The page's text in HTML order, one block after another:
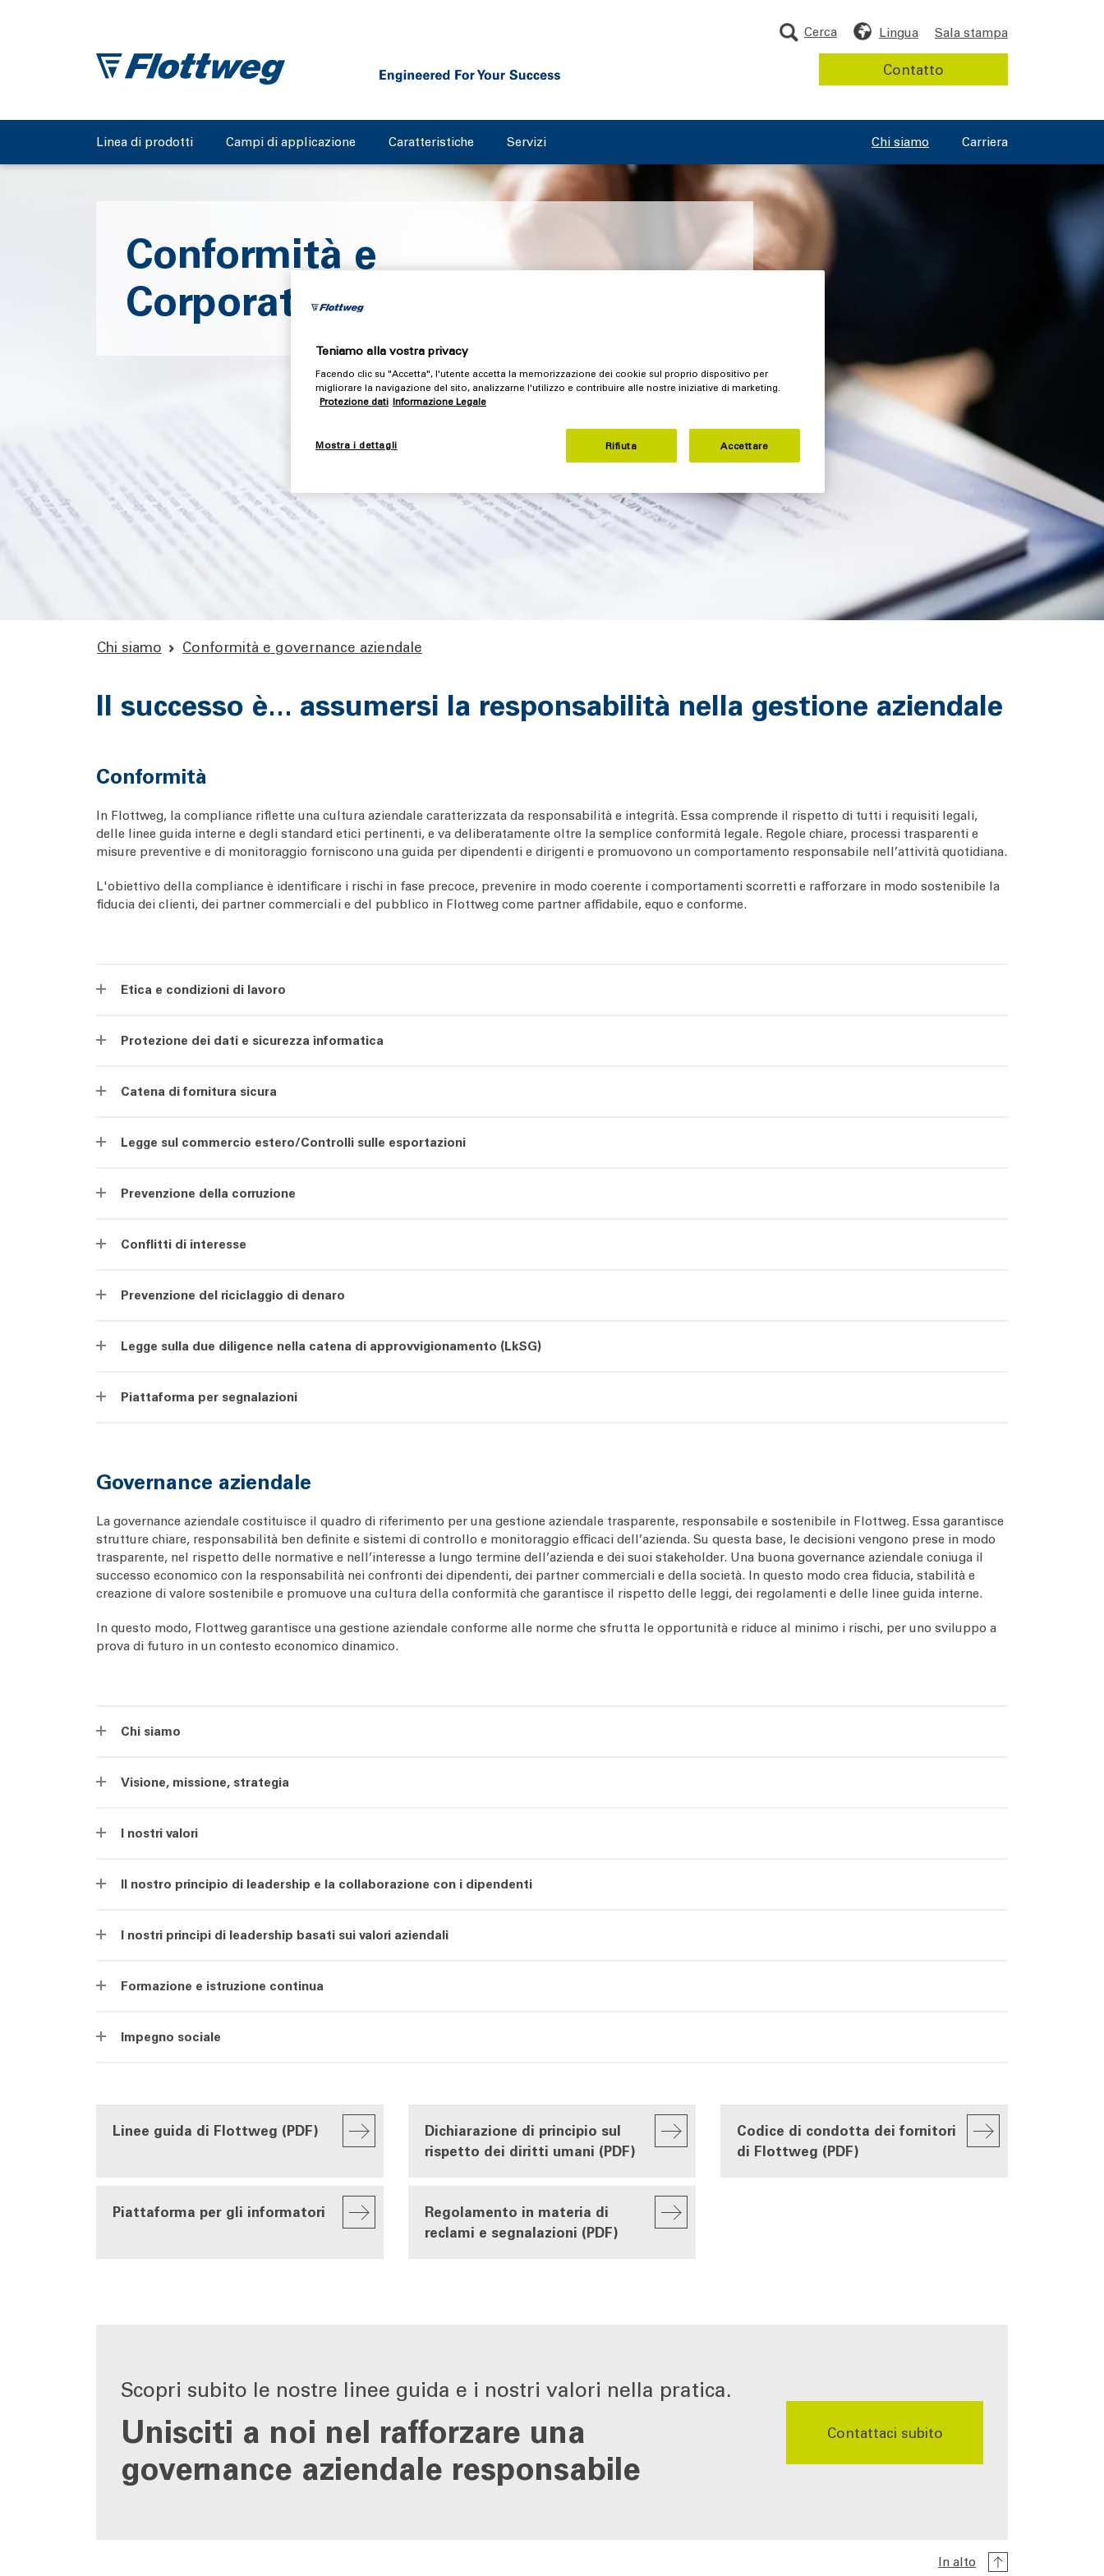
Linea di prodotti Campi di applicazione Caratteristiche Servizi Carriera
Chi siamo
Lingua Sala stampa
Cerca
Contatto
Conformità e
Corporate Governance
Chi siamo Conformità e governance aziendale
Il successo è... assumersi la responsabilità nella gestione aziendale
Conformità
In Flottweg, la compliance riflette una cultura aziendale caratterizzata da responsabilità e integrità. Essa comprende il rispetto di tutti i requisiti legali,
delle linee guida interne e degli standard etici pertinenti, e va deliberatamente oltre la semplice conformità legale. Regole chiare, processi trasparenti e
misure preventive e di monitoraggio forniscono una guida per dipendenti e dirigenti e promuovono un comportamento responsabile nell’attività quotidiana.
L'obiettivo della compliance è identificare i rischi in fase precoce, prevenire in modo coerente i comportamenti scorretti e rafforzare in modo sostenibile la
fiducia dei clienti, dei partner commerciali e del pubblico in Flottweg come partner affidabile, equo e conforme.
Etica e condizioni di lavoro
Protezione dei dati e sicurezza informatica
Catena di fornitura sicura
Legge sul commercio estero/Controlli sulle esportazioni
Prevenzione della corruzione
Conflitti di interesse
Prevenzione del riciclaggio di denaro
Legge sulla due diligence nella catena di approvvigionamento (LkSG)
Piattaforma per segnalazioni
Governance aziendale
La governance aziendale costituisce il quadro di riferimento per una gestione aziendale trasparente, responsabile e sostenibile in Flottweg. Essa garantisce
strutture chiare, responsabilità ben definite e sistemi di controllo e monitoraggio efficaci dell’azienda. Su questa base, le decisioni vengono prese in modo
trasparente, nel rispetto delle normative e nell’interesse a lungo termine dell’azienda e dei suoi stakeholder. Una buona governance aziendale coniuga il
successo economico con la responsabilità nei confronti dei dipendenti, dei partner commerciali e della società. In questo modo crea fiducia, stabilità e
creazione di valore sostenibile e promuove una cultura della conformità che garantisce il rispetto delle leggi, dei regolamenti e delle linee guida interne.
In questo modo, Flottweg garantisce una gestione aziendale conforme alle norme che sfrutta le opportunità e riduce al minimo i rischi, per uno sviluppo a
prova di futuro in un contesto economico dinamico.
Chi siamo
Visione, missione, strategia
I nostri valori
Il nostro principio di leadership e la collaborazione con i dipendenti
I nostri principi di leadership basati sui valori aziendali
Formazione e istruzione continua
Impegno sociale
Linee guida di Flottweg (PDF)
Dichiarazione di principio sul
rispetto dei diritti umani (PDF)
Codice di condotta dei fornitori
di Flottweg (PDF)
Piattaforma per gli informatori
Regolamento in materia di
reclami e segnalazioni (PDF)
Scopri subito le nostre linee guida e i nostri valori nella pratica.
Unisciti a noi nel rafforzare una
governance aziendale responsabile
Contattaci subito
In alto
Teniamo alla vostra privacy
Facendo clic su "Accetta", l'utente accetta la memorizzazione dei cookie sul proprio dispositivo per
migliorare la navigazione del sito, analizzarne l'utilizzo e contribuire alle nostre iniziative di marketing.
Protezione dati Informazione Legale
Mostra i dettagli Rifiuta Accettare